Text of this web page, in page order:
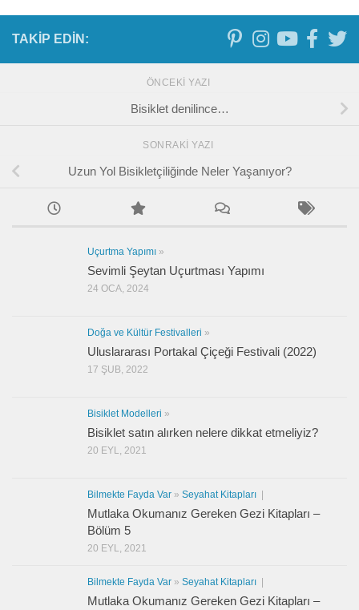
TAKIP EDIN:
ÖNCEKI YAZI
Bisiklet denilince…
SONRAKI YAZI
Uzun Yol Bisikletçiliğinde Neler Yaşanıyor?
Uçurtma Yapımı »
Sevimli Şeytan Uçurtması Yapımı
24 OCA, 2024
Doğa ve Kültür Festivalleri »
Uluslararası Portakal Çiçeği Festivali (2022)
17 ŞUB, 2022
Bisiklet Modelleri »
Bisiklet satın alırken nelere dikkat etmeliyiz?
20 EYL, 2021
Bilmekte Fayda Var » Seyahat Kitapları
Mutlaka Okumanız Gereken Gezi Kitapları –
Bölüm 5
20 EYL, 2021
Bilmekte Fayda Var » Seyahat Kitapları
Mutlaka Okumanız Gereken Gezi Kitapları –